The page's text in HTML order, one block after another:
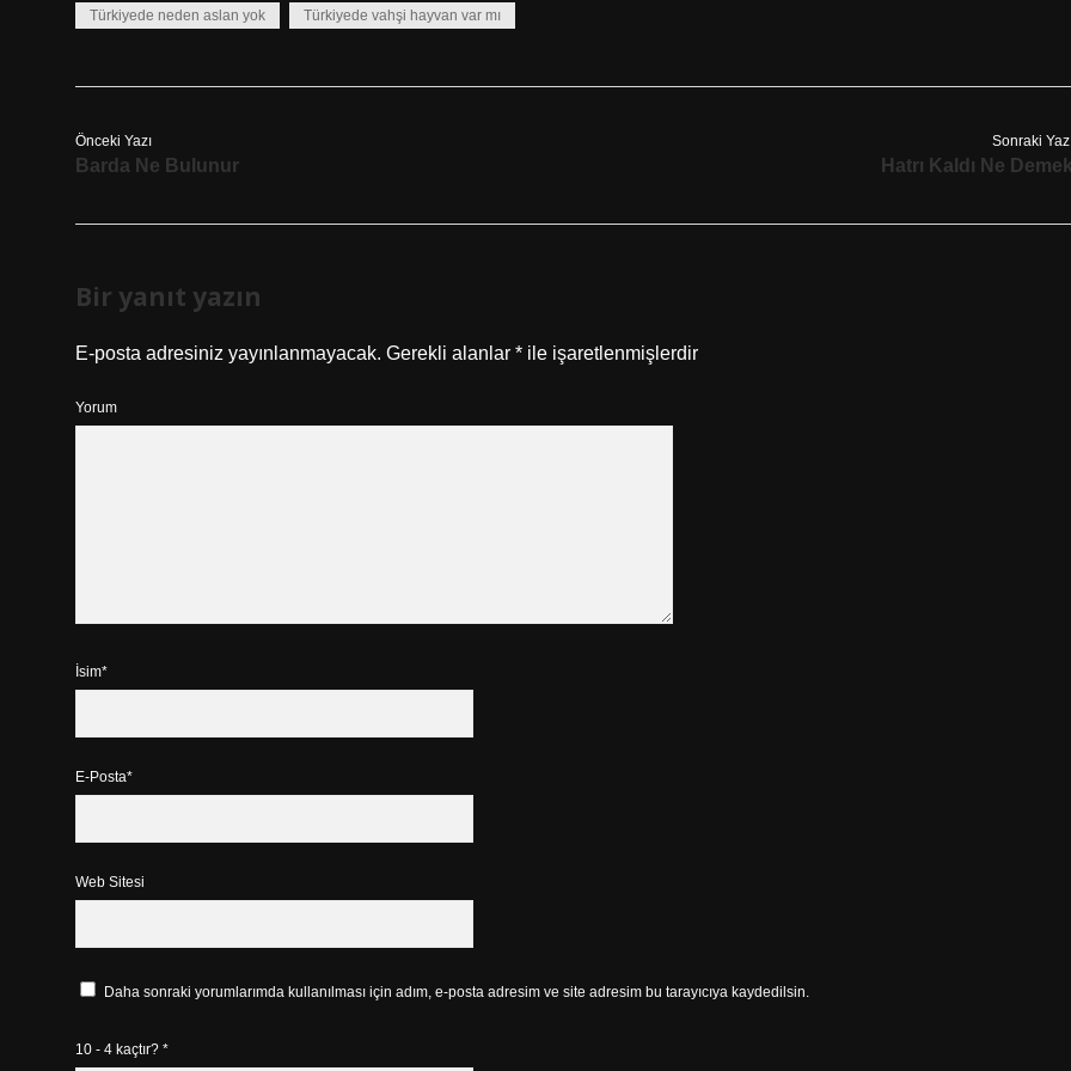
Türkiyede neden aslan yok Türkiyede vahşi hayvan var mı
Önceki Yazı
Barda Ne Bulunur
Sonraki
Hatrı Kaldı Ne
Bir yanıt yazın
E-posta adresiniz yayınlanmayacak. Gerekli alanlar * ile işaretlenmişlerdir
Yorum
İsim*
E-Posta*
Web Sitesi
Daha sonraki yorumlarımda kullanılması için adım, e-posta adresim ve site adresim bu tarayıcıya kaydedilsin.
10 - 4 kaçtır? *